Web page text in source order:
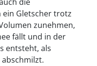
die
ein Gletscher trotz
zunehmen,
fällt und in der
entsteht, als